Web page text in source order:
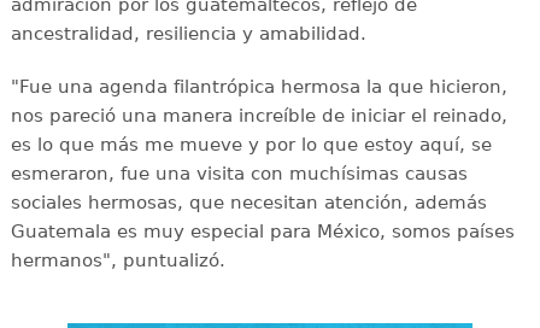
admiración por los guatemaltecos, reflejo de
ancestralidad, resiliencia y amabilidad.
"Fue una agenda filantrópica hermosa la que hicieron,
nos pareció una manera increíble de iniciar el reinado,
es lo que más me mueve y por lo que estoy aquí, se
esmeraron, fue una visita con muchísimas causas
sociales hermosas, que necesitan atención, además
Guatemala es muy especial para México, somos países
hermanos", puntualizó.